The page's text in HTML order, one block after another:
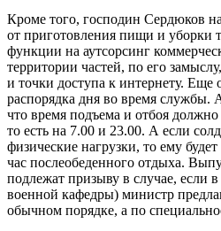
Кроме того, господин Сердюков
от приготовления пищи и уборки
функции на аутсорсинг
территории частей, по его
и точки доступа к интернету. Еще
распорядка дня во время службы.
что время подъема и отбоя должно
то есть на 7.00 и 23.00. А если
физические нагрузки, то ему
час послеобеденного отдыха.
подлежат призыву в случае, если
военной кафедры) министр
обычном порядке, а по